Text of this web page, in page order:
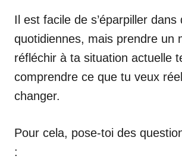
Il est facile de s’éparpiller dans
quotidiennes, mais prendre un
réfléchir à ta situation actuelle
comprendre ce que tu veux
changer.
Pour cela, pose-toi des
: